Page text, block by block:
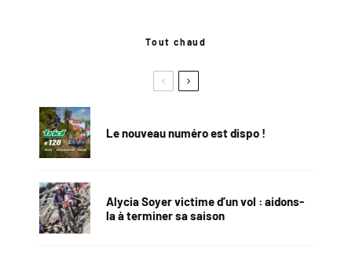
Tout chaud
Le nouveau numéro est dispo !
Alycia Soyer victime d’un vol : aidons-
la à terminer sa saison